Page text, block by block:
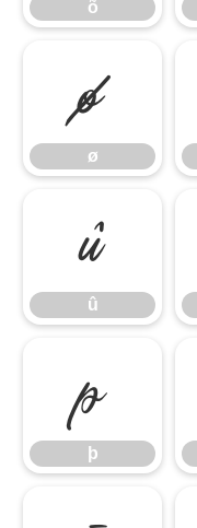
õ
ø
ø
û
û
þ
þ